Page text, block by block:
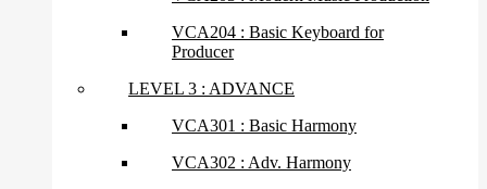
VCA204 : Basic Keyboard for
Producer
LEVEL 3 : ADVANCE
VCA301 : Basic Harmony
VCA302 : Adv. Harmony